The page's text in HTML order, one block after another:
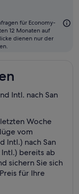
für Economy-
12 Monaten auf
dienen nur der
Intl. nach San
Woche
vom
Intl.) nach San
Intl.) bereits ab
sichern Sie sich
für Ihre